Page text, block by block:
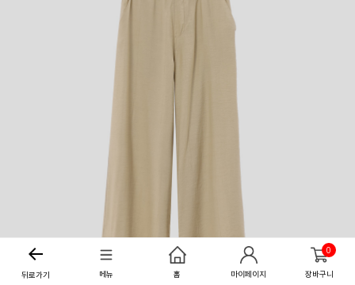
뒤로가기 메뉴 홈 마이페이지
0
장바구니